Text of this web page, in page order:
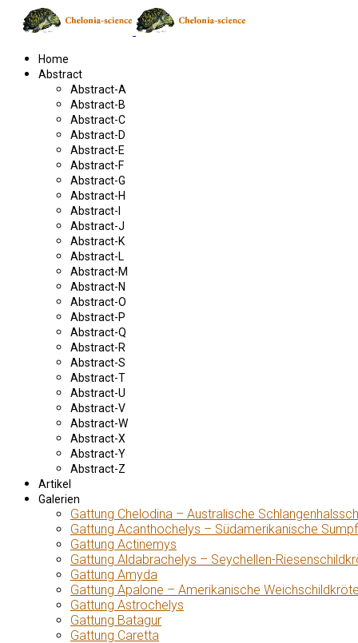
Home
Abstract
Abstract-A
Abstract-B
Abstract-C
Abstract-D
Abstract-E
Abstract-F
Abstract-G
Abstract-H
Abstract-I
Abstract-J
Abstract-K
Abstract-L
Abstract-M
Abstract-N
Abstract-O
Abstract-P
Abstract-Q
Abstract-R
Abstract-S
Abstract-T
Abstract-U
Abstract-V
Abstract-W
Abstract-X
Abstract-Y
Abstract-Z
Artikel
Galerien
Gattung Chelodina – Australische
Gattung Acanthochelys – Südamerikanische
Gattung Actinemys
Gattung Aldabrachelys – Seychellen-
Gattung Amyda
Gattung Apalone – Amerikanische
Gattung Astrochelys
Gattung Batagur
Gattung Caretta